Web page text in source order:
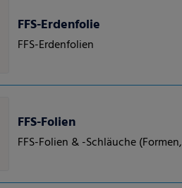
FFS-Erdenfolie
FFS-Erdenfolien
FFS-Folien
FFS-Folien & -Schläuche